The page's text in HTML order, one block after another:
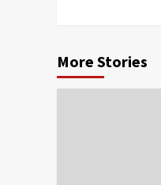
More Stories